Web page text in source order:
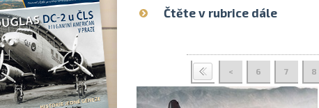
Čtěte v rubrice dále
< 6 7 8